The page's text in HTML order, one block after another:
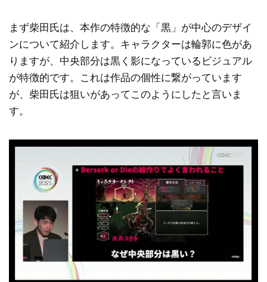
まず柴田氏は、本作の特徴的な「黒」が中心のデザイ
ンについて紹介します。キャラクターは輪郭に色があ
りますが、中央部分は黒く影になっているビジュアル
が特徴的です。これは作品の個性に繋がっています
が、柴田氏は狙いがあってこのようにしたと言いま
す。